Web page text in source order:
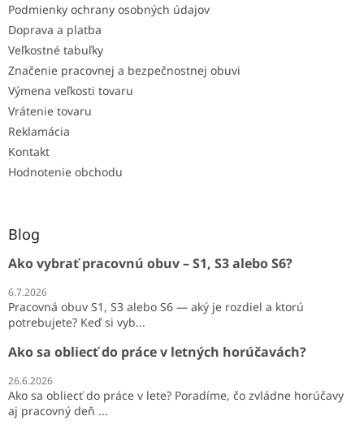
Podmienky ochrany osobných údajov
Doprava a platba
Veľkostné tabuľky
Značenie pracovnej a bezpečnostnej obuvi
Výmena veľkosti tovaru
Vrátenie tovaru
Reklamácia
Kontakt
Hodnotenie obchodu
Blog
Ako vybrať pracovnú obuv – S1, S3 alebo S6?
6.7.2026
Pracovná obuv S1, S3 alebo S6 — aký je rozdiel a ktorú
potrebujete? Keď si vyb...
Ako sa obliecť do práce v letných horúčavách?
26.6.2026
Ako sa obliecť do práce v lete? Poradíme, čo zvládne horúčavy
aj pracovný deň ...